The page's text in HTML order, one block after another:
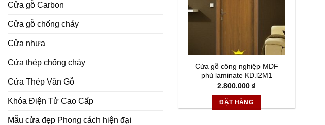
Cửa gỗ Carbon
Cửa gỗ chống cháy
Cửa nhựa
Cửa thép chống cháy
Cửa Thép Vân Gỗ
Khóa Điện Tử Cao Cấp
Mẫu cửa đẹp Phong cách hiện đại
Cửa gỗ công nghiệp MDF
phủ laminate KD.l2M1
2.800.000₫
ĐẶT HÀNG